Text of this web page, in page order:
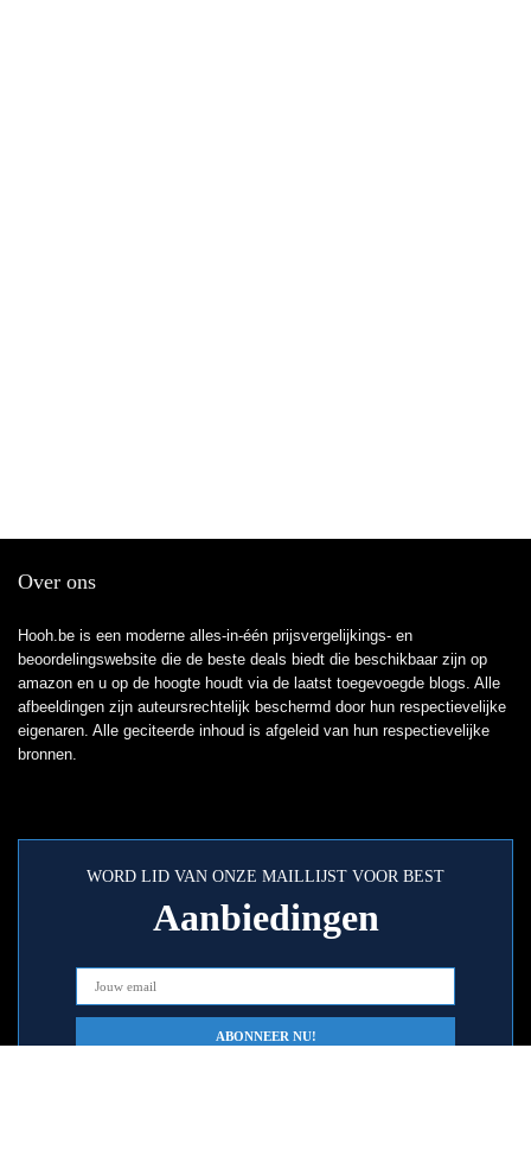
Over ons
Hooh.be is een moderne alles-in-één prijsvergelijkings- en
beoordelingswebsite die de beste deals biedt die beschikbaar zijn op
amazon en u op de hoogte houdt via de laatst toegevoegde blogs. Alle
afbeeldingen zijn auteursrechtelijk beschermd door hun respectievelijke
eigenaren. Alle geciteerde inhoud is afgeleid van hun respectievelijke
bronnen.
WORD LID VAN ONZE MAILLIJST VOOR BEST
Aanbiedingen